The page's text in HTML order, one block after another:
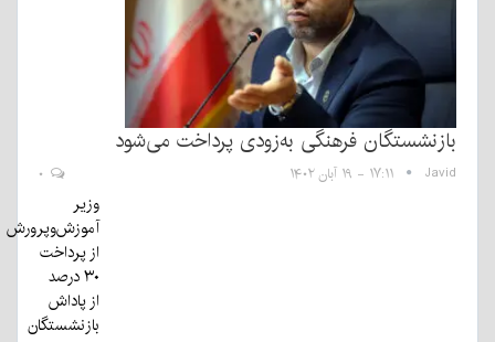
بازنشستگان فرهنگی به‌زودی پرداخت می‌شود
Javid ۱۷:۱۱ - ۱۹ آبان ۱۴۰۲
وزیر
آموزش‌وپرورش
از پرداخت
۳۰ درصد
از پاداش
بازنشستگان